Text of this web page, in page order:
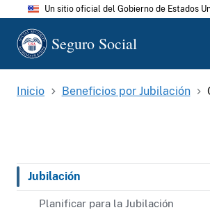
Un sitio oficial del Gobierno de Estados
Seguro Social
Inicio Beneficios por Jubilación
Jubilación
Planificar para la Jubilación